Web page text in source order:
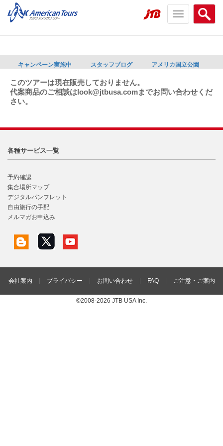
Search
menu
Toggle
navigation
キャンペーン実施中 スタッフブログ アメリカ国立公園
このツアーは現在販売しておりません。
代案商品のご相談はlook@jtbusa.comまでお問い合わせくだ
さい。
各種サービス一覧
予約確認
集合場所マップ
デジタルパンフレット
自由旅行の手配
メルマガお申込み
会社案内 プライバシー お問い合わせ FAQ ご注意・ご案内
©2008-2026 JTB USA Inc.